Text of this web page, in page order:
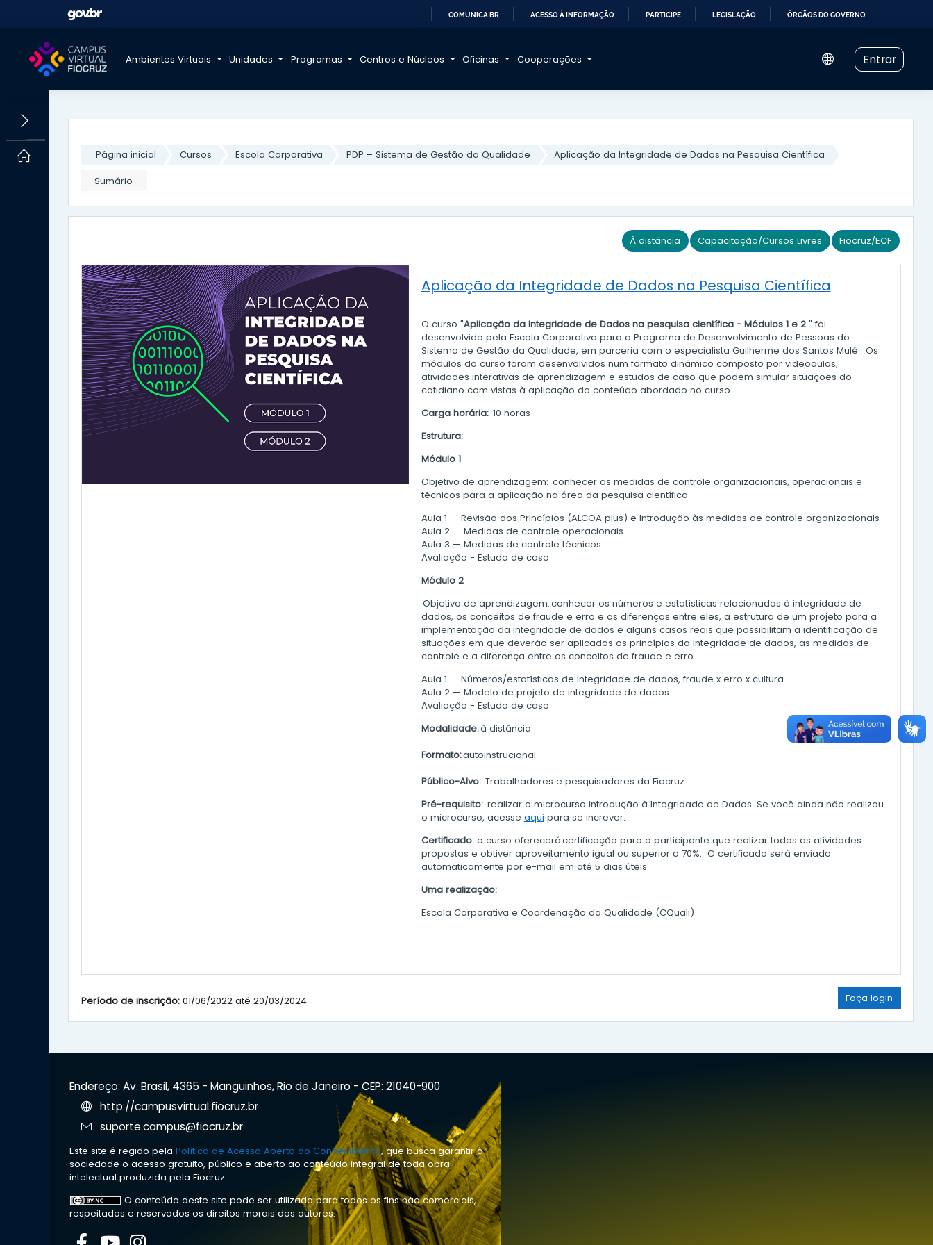
O
COMUNICA BR ACESSO À INFORMAÇÃO PARTICIPE LEGISLAÇÃO ÓRGÃOS DO GOVERNO
Ambientes Virtuais Unidades Programas Centros e Núcleos Oficinas Cooperações Entrar
Página inicial Cursos Escola Corporativa PDP – Sistema de Gestão da Qualidade
Aplicação da Integridade de Dados na Pesquisa Científica
Sumário
À distância Capacitação/Cursos Livres Fiocruz/ECF
Aplicação da Integridade de Dados na Pesquisa Científica
O curso "Aplicação da Integridade de Dados na pesquisa científica - Módulos 1 e 2 " foi
desenvolvido pela Escola Corporativa para o Programa de Desenvolvimento de Pessoas do
Sistema de Gestão da Qualidade, em parceria com o especialista Guilherme dos Santos Mulé. Os
módulos do curso foram desenvolvidos num formato dinâmico composto por videoaulas,
atividades interativas de aprendizagem e estudos de caso que podem simular situações do
cotidiano com vistas à aplicação do conteúdo abordado no curso.
Carga horária: 10 horas
Estrutura:
Módulo 1
Objetivo de aprendizagem: conhecer as medidas de controle organizacionais, operacionais e
técnicos para a aplicação na área da pesquisa científica.
Aula 1 — Revisão dos Princípios (ALCOA plus) e Introdução às medidas de controle organizacionais
Aula 2 — Medidas de controle operacionais
Aula 3 — Medidas de controle técnicos
Avaliação - Estudo de caso
Módulo 2
Objetivo de aprendizagem:conhecer os números e estatísticas relacionados à integridade de
dados, os conceitos de fraude e erro e as diferenças entre eles, a estrutura de um projeto para a
implementação da integridade de dados e alguns casos reais que possibilitam a identificação de
situações em que deverão ser aplicados os princípios da integridade de dados, as medidas de
controle e a diferença entre os conceitos de fraude e erro.
Aula 1 — Números/estatísticas de integridade de dados, fraude x erro x cultura
Aula 2 — Modelo de projeto de integridade de dados
Avaliação - Estudo de caso
Modalidade:à distância.
Formato:autoinstrucional.
Público-Alvo: ​Trabalhadores e pesquisadores da Fiocruz.
Pré-requisito: realizar o microcurso Introdução à Integridade de Dados. Se você ainda não realizou
o microcurso, acesse aqui para se increver.
Certificado:o curso oferecerá certificação para o participante que realizar todas as atividades
propostas e obtiver aproveitamento igual ou superior a 70%. O certificado será enviado
automaticamente por e-mail em até 5 dias úteis.
Uma realização:
Escola Corporativa e Coordenação da Qualidade (CQuali)
Período de inscrição:01/06/2022 até 20/03/2024 Faça login
Painel lateral
Endereço: Av. Brasil, 4365 - Manguinhos, Rio de Janeiro - CEP: 21040-900
http://campusvirtual.fiocruz.br
suporte.campus@fiocruz.br
Este site é regido pela Política de Acesso Aberto ao Conhecimento, que busca garantir à
sociedade o acesso gratuito, público e aberto ao conteúdo integral de toda obra
intelectual produzida pela Fiocruz.
O conteúdo deste site pode ser utilizado para todos os fins não comerciais,
respeitados e reservados os direitos morais dos autores.